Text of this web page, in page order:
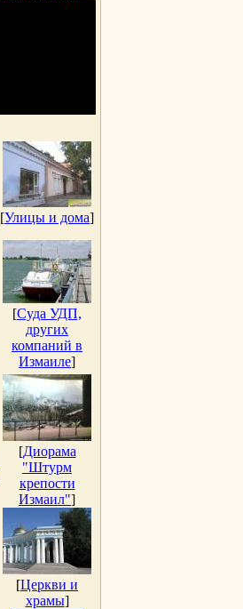
[Улицы и дома]
[Суда УДП,
других
компаний в
Измаиле]
[Диорама
"Штурм
крепости
Измаил"]
[Церкви и
храмы]